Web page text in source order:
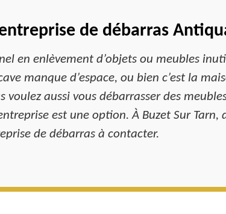
de débarras
en enlèvement d’objets ou meubles
manque d’espace, ou bien c’est la
aussi vous débarrasser des
est une option. À Buzet Sur
de débarras à contacter.